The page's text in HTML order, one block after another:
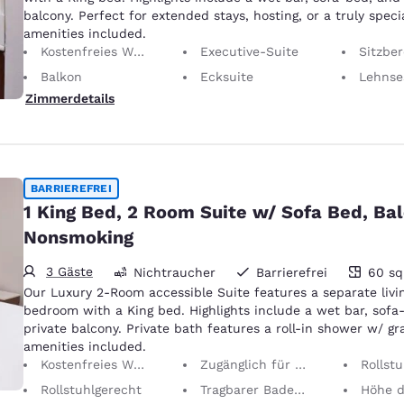
balcony. Perfect for extended stays, hosting, or a truly
amenities included.
Kostenfreies WLAN
Executive-Suite
Balkon
Ecksuite
Zimmerdetails
BARRIEREFREI
1 King Bed, 2 Room Suite w/ Sofa Bed,
Nonsmoking
3 Gäste
60 Quadratmeter
Nichtraucher Barrierefrei
60
Our Luxury 2-Room accessible Suite features a separate
bedroom with a King bed. Highlights include a wet bar,
private balcony. Private bath features a roll-in shower w/
amenities included.
Kostenfreies WLAN
Zugänglich für Personen mit eingeschränkter Mobilität
Rollstuhlgerecht
Tragbarer Badewannen-/Duschsitz
Höhe der rutschfesten